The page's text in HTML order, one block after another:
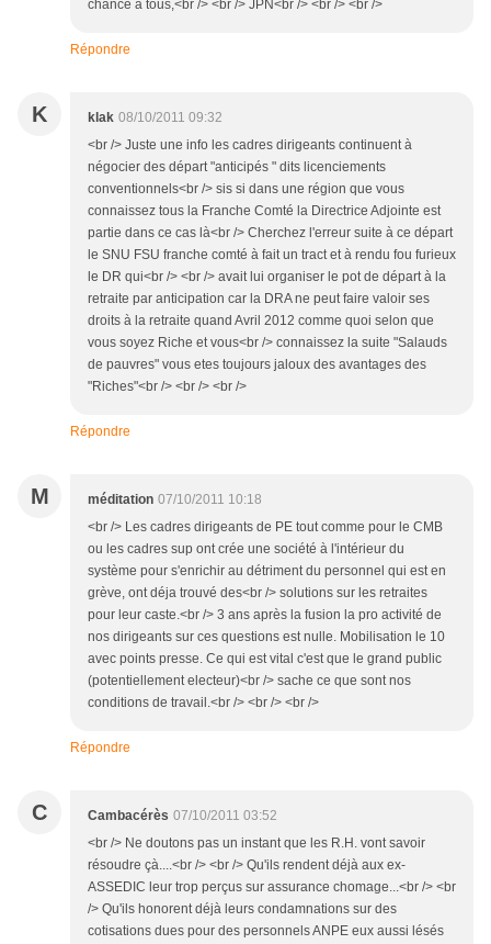
chance à tous,<br /> <br /> JPN<br /> <br /> <br />
Répondre
K klak 08/10/2011 09:32
<br /> Juste une info les cadres dirigeants continuent à
négocier des départ "anticipés " dits licenciements
conventionnels<br /> sis si dans une région que vous
connaissez tous la Franche Comté la Directrice Adjointe est
partie dans ce cas là<br /> Cherchez l'erreur suite à ce départ
le SNU FSU franche comté à fait un tract et à rendu fou furieux
le DR qui<br /> <br /> avait lui organiser le pot de départ à la
retraite par anticipation car la DRA ne peut faire valoir ses
droits à la retraite quand Avril 2012 comme quoi selon que
vous soyez Riche et vous<br /> connaissez la suite "Salauds
de pauvres" vous etes toujours jaloux des avantages des
"Riches"<br /> <br /> <br />
Répondre
M méditation 07/10/2011 10:18
<br /> Les cadres dirigeants de PE tout comme pour le CMB
ou les cadres sup ont crée une société à l'intérieur du
système pour s'enrichir au détriment du personnel qui est en
grève, ont déja trouvé des<br /> solutions sur les retraites
pour leur caste.<br /> 3 ans après la fusion la pro activité de
nos dirigeants sur ces questions est nulle. Mobilisation le 10
avec points presse. Ce qui est vital c'est que le grand public
(potentiellement electeur)<br /> sache ce que sont nos
conditions de travail.<br /> <br /> <br />
Répondre
C Cambacérès 07/10/2011 03:52
<br /> Ne doutons pas un instant que les R.H. vont savoir
résoudre çà....<br /> <br /> Qu'ils rendent déjà aux ex-
ASSEDIC leur trop perçus sur assurance chomage...<br /> <br
/> Qu'ils honorent déjà leurs condamnations sur des
cotisations dues pour des personnels ANPE eux aussi lésés